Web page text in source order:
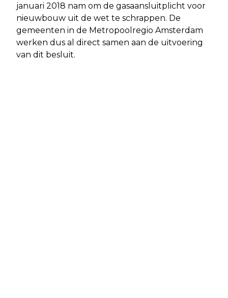
januari 2018 nam om de gasaansluitplicht voor
nieuwbouw uit de wet te schrappen. De
gemeenten in de Metropoolregio Amsterdam
werken dus al direct samen aan de uitvoering
van dit besluit.